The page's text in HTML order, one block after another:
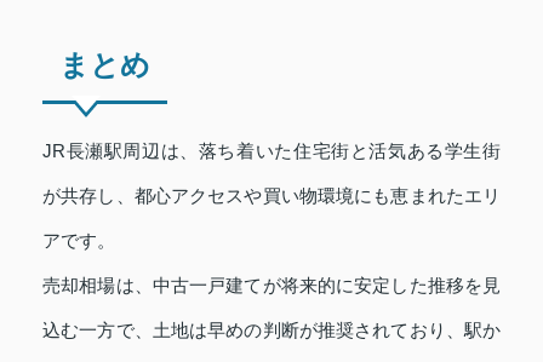
まとめ
JR長瀬駅周辺は、落ち着いた住宅街と活気ある学生街
が共存し、都心アクセスや買い物環境にも恵まれたエリ
アです。
売却相場は、中古一戸建てが将来的に安定した推移を見
込む一方で、土地は早めの判断が推奨されており、駅か